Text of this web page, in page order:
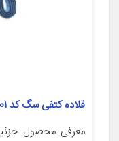
قلاده کتفی سگ کد 101